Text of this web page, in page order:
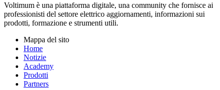
Voltimum è una piattaforma digitale, una community che fornisce ai
professionisti del settore elettrico aggiornamenti, informazioni sui
prodotti, formazione e strumenti utili.
Mappa del sito
Home
Notizie
Academy
Prodotti
Partners